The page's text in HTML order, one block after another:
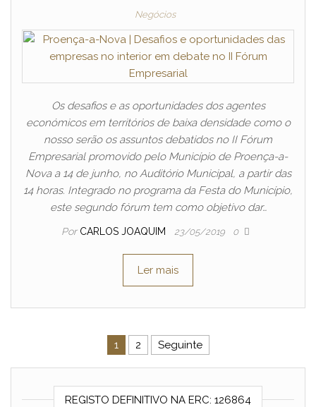
Negócios
Os desafios e as oportunidades dos agentes
económicos em territórios de baixa densidade como o
nosso serão os assuntos debatidos no II Fórum
Empresarial promovido pelo Município de Proença-a-
Nova a 14 de junho, no Auditório Municipal, a partir das
14 horas. Integrado no programa da Festa do Município,
este segundo fórum tem como objetivo dar…
Por CARLOS JOAQUIM 23/05/2019 0
Ler mais
Navegação de artigos
1 2 Seguinte
REGISTO DEFINITIVO NA ERC: 126864